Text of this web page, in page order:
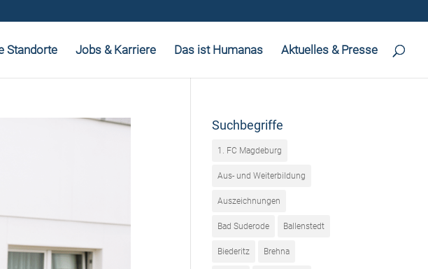
Standorte Jobs & Karriere Das ist Humanas Aktuelles & Presse
Suchbegriffe
1. FC Magdeburg
Aus- und Weiterbildung
Auszeichnungen
Bad Suderode Ballenstedt
Biederitz Brehna